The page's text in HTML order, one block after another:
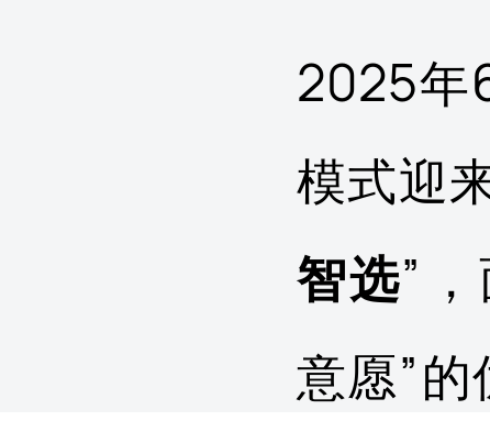
2025年
模式迎
智选”
意愿”